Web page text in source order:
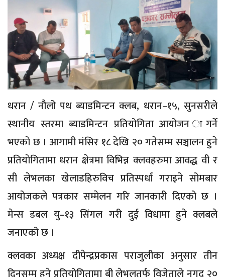
धरान / नौलो पथ ब्याडमिन्टन क्लब, धरान–१५, सुनसरीले
स्थानीय स्तरमा ब्याडमिन्टन प्रतियोगिता आयोजन ागर्ने
भएको छ । आगामी मंसिर १८ देखि २० गतेसम्म सञ्चालन हुने
प्रतियोगितामा धरान क्षेत्रमा विभिन्न क्लवहरुमा आवद्ध वी र
सी लेभलका खेलाडहिरुविच प्रतिस्पर्धा गराइने सोमबार
आयोजकले पत्रकार सम्मेलन गरि जानकारी दिएको छ ।
मेन्स डबल यु–१३ सिंगल गरी दुई विधामा हुने क्लबले
जनाएको छ ।
क्लवका अध्यक्ष दीपेन्द्रप्रकास पराजुलीका अनुसार तीन